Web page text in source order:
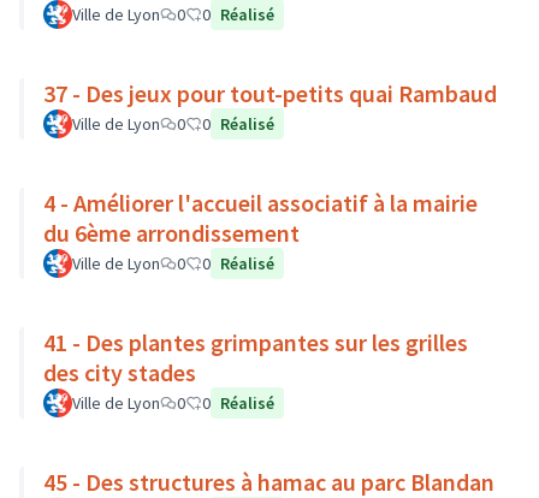
Ville de Lyon 0 0 Réalisé
37 - Des jeux pour tout-petits quai Rambaud
Ville de Lyon 0 0 Réalisé
4 - Améliorer l'accueil associatif à la mairie
du 6ème arrondissement
Ville de Lyon 0 0 Réalisé
41 - Des plantes grimpantes sur les grilles
des city stades
Ville de Lyon 0 0 Réalisé
45 - Des structures à hamac au parc Blandan